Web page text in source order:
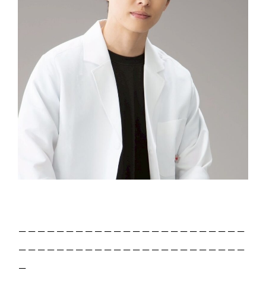
－－－－－－－－－－－－－－－－－－－－－－－－
－－－－－－－－－－－－－－－－－－－－－－－－
－